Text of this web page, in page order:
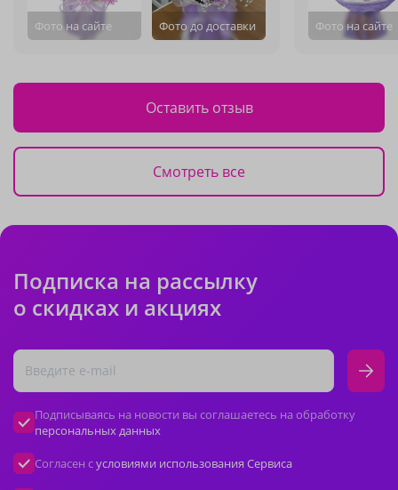
Фото на сайте Фото до доставки Фото на сайте
Оставить отзыв
Смотреть все
Подписка на рассылку
о скидках и акциях
Подписываясь на новости вы соглашаетесь на обработку
персональных данных
Согласен сусловиями использования Сервиса